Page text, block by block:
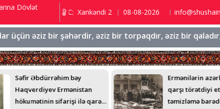
Dövlət
9.2 ℃; Şuşa 3.5 ℃; Xankəndi 2 ℃; 08-08-2026
əziz bir şəhərdir, əziz bir torpaqdır, əziz bir qaladır,
Səfir Əbdürrəhim bəy
Haqverdiyev Ermənistan
hökumətinin sifarişi ilə qarət
Ermənilərin
qarşı törətdiyi
təmizləmə